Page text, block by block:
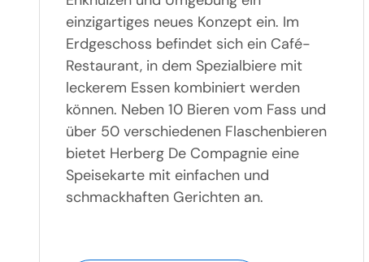
einzigartiges neues Konzept ein. Im
Erdgeschoss befindet sich ein Café-
Restaurant, in dem Spezialbiere mit
leckerem Essen kombiniert werden
können. Neben 10 Bieren vom Fass und
über 50 verschiedenen Flaschenbieren
bietet Herberg De Compagnie eine
Speisekarte mit einfachen und
schmackhaften Gerichten an.